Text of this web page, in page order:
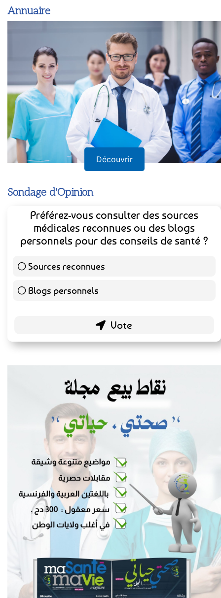
Annuaire
Découvrir
Sondage d'Opinion
Préférez-vous consulter des sources
médicales reconnues ou des blogs
personnels pour des conseils de santé ?
Sources reconnues
Blogs personnels